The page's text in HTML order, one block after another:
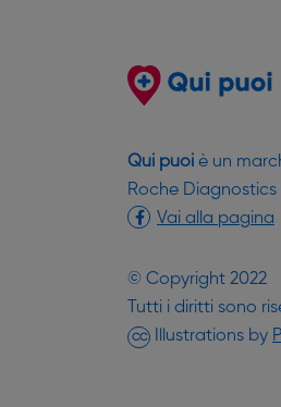
Qui puoi è un
Roche Diagnostics
Vai alla pagina
© Copyright 2022
Tutti i diritti sono
CC Illustrations by